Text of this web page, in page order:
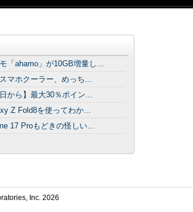
「ahamo」が10GB増量し...
マホクーラー、めっち...
日から】最大30％ポイン...
Z Fold8を使ってわか...
17 Proもどきの怪しい...
Inc. 2026